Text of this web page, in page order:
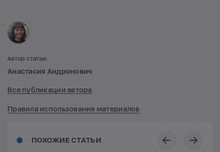
ПОХОЖИЕ СТАТЬИ
Автор статьи:
Анастасия Андронович
Все публикации автора
Правила использования материалов